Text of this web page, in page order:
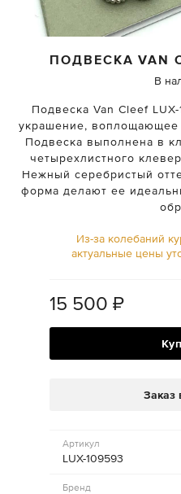
ПОДВЕСКАVAN
В
Подвеска Van Cleef
украшение, воплощающее
Подвеска выполнена в
четырехлистного
Нежный серебристый
форма делают ее
Из-за колебаний
актуальные цены
15 500 ₽
Заказ
Артикул
LUX-109593
Бренд